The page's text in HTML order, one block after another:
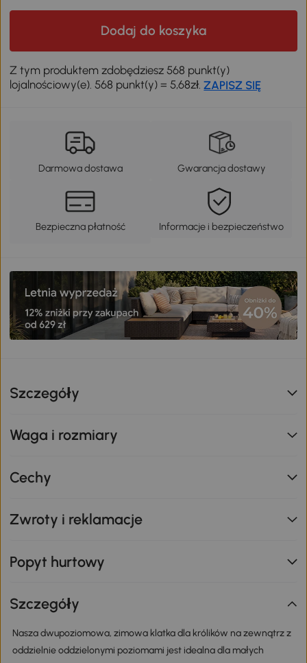
Dodaj do koszyka
Z tym produktem zdobędziesz 568 punkt(y)
lojalnościowy(e). 568 punkt(y) = 5,68zł.ZAPISZ SIĘ
Darmowa dostawa Gwarancja dostawy
Bezpieczna płatność Informacje i bezpieczeństwo
Szczegóły
Waga i rozmiary
Cechy
Zwroty i reklamacje
Popyt hurtowy
Szczegóły
Nasza dwupoziomowa, zimowa klatka dla królików na zewnątrz z
oddzielnie oddzielonymi poziomami jest idealna dla małych